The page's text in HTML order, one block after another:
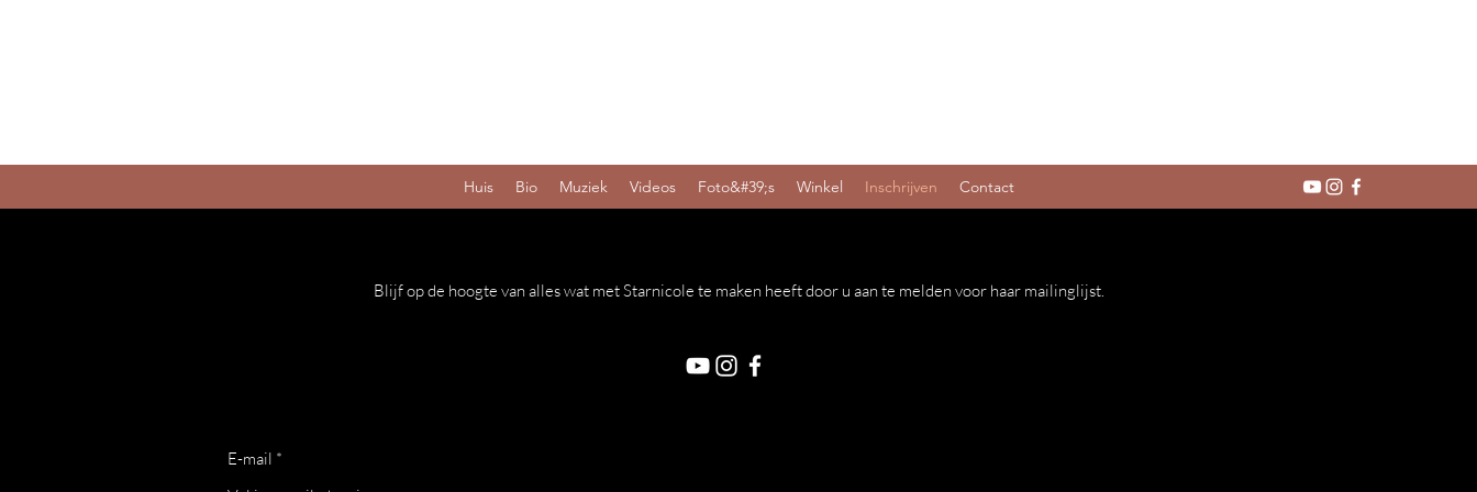
Huis Bio Muziek Videos Foto&#39;s Winkel Inschrijven Contact
Blijf op de hoogte van alles wat met Starnicole te maken heeft door u aan te melden voor haar mailinglijst.
E-mail